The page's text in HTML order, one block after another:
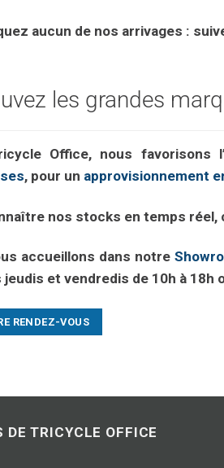
aucun de nos arrivages :
les grandes
Office, nous favorisons
, pour un approvisionnement
nos stocks en temps réel,
accueillons dans notre
jeudis et vendredis de 10h à 18h
RENDEZ-VOUS
DE TRICYCLE OFFICE